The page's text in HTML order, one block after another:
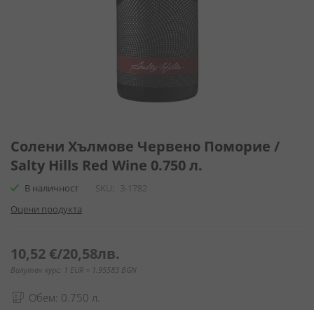
към
началото
на
галерия
снимки
Солени Хълмове Червено Поморие /
Salty Hills Red Wine 0.750 л.
В наличност SKU
3-1782
Оцени продукта
10,52 €/20,58лв.
Валутен курс: 1 EUR = 1.95583 BGN
Обем: 0.750 л.